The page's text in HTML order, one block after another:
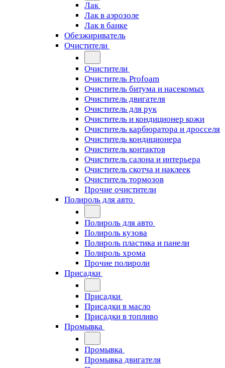
Лак
Лак в аэрозоле
Лак в банке
Обезжириватель
Очистители
Очистители
Очиститель Profoam
Очиститель битума и насекомых
Очиститель двигателя
Очиститель для рук
Очиститель и кондиционер кожи
Очиститель карбюратора и дросселя
Очиститель кондиционера
Очиститель контактов
Очиститель салона и интерьера
Очиститель скотча и наклеек
Очиститель тормозов
Прочие очистители
Полироль для авто
Полироль для авто
Полироль кузова
Полироль пластика и панели
Полироль хрома
Прочие полироли
Присадки
Присадки
Присадки в масло
Присадки в топливо
Промывка
Промывка
Промывка двигателя